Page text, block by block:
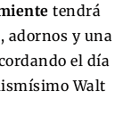
tendrá
adornos y una
el día
Walt